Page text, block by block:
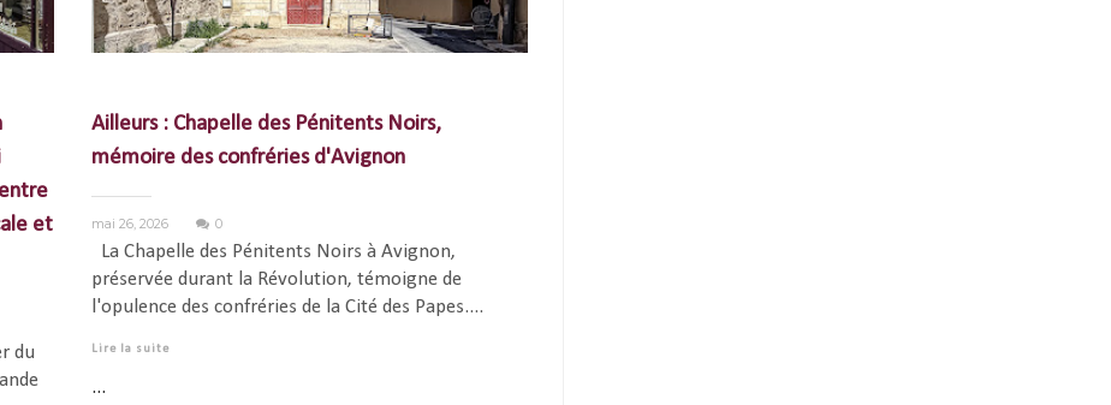
et
du
Ailleurs : Chapelle des Pénitents Noirs,
mémoire des confréries d'Avignon
mai 26, 2026 0
La Chapelle des Pénitents Noirs à Avignon,
préservée durant la Révolution, témoigne de
l'opulence des confréries de la Cité des Papes....
Lire la suite
...